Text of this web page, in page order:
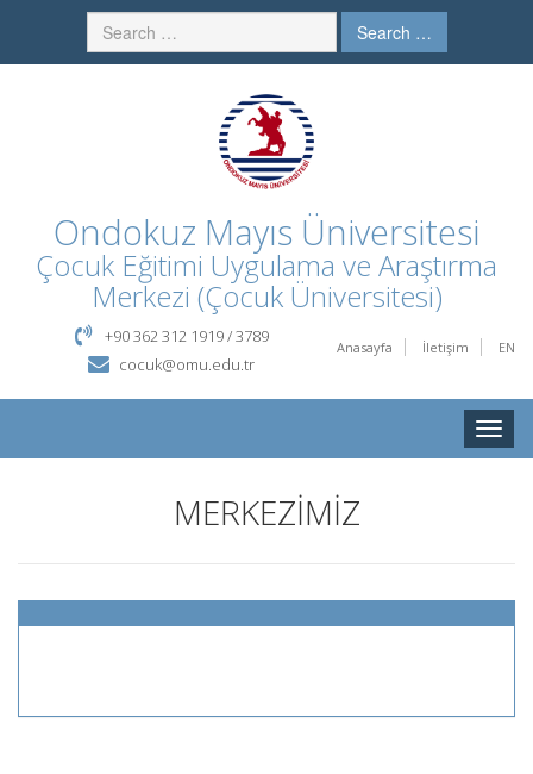
Search …
Ondokuz Mayıs Üniversitesi
Çocuk Eğitimi Uygulama ve Araştırma
Merkezi (Çocuk Üniversitesi)
Anasayfa İletişim EN
+90 362 312 1919 / 3789
cocuk@omu.edu.tr
Toggle
MERKEZİMİZ